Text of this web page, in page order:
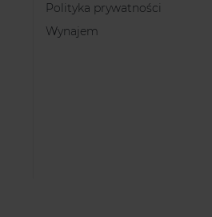
Polityka prywatności
Wynajem